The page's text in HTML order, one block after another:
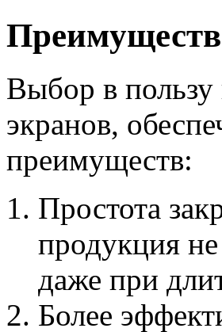
Выбор в
экранов,
преимуществ:
Простота
продукция
даже при
Более